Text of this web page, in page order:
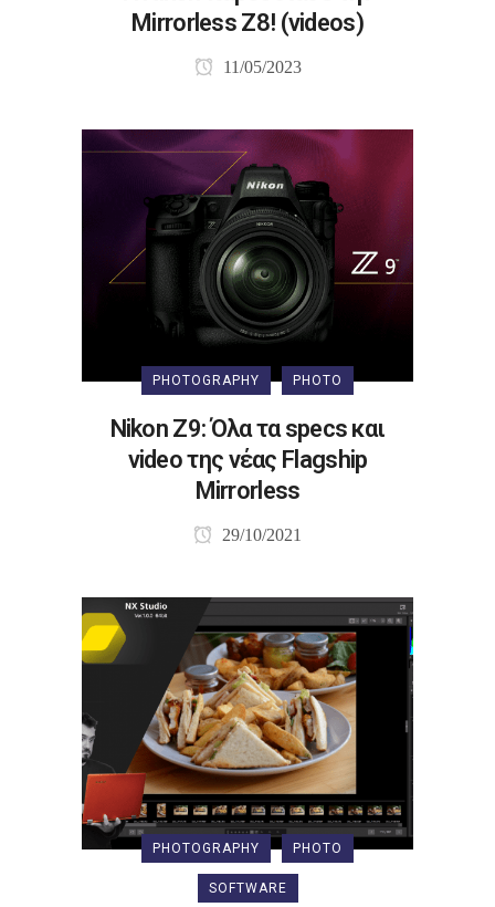
Μirrorless Z8! (videos)
11/05/2023
PHOTOGRAPHY PHOTO
Nikon Z9: Όλα τα specs και
video της νέας Flagship
Mirrorless
29/10/2021
PHOTOGRAPHY PHOTO
SOFTWARE